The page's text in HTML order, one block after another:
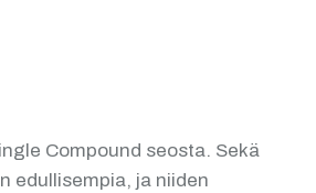
Compound seosta. Sekä
edullisempia, ja niiden